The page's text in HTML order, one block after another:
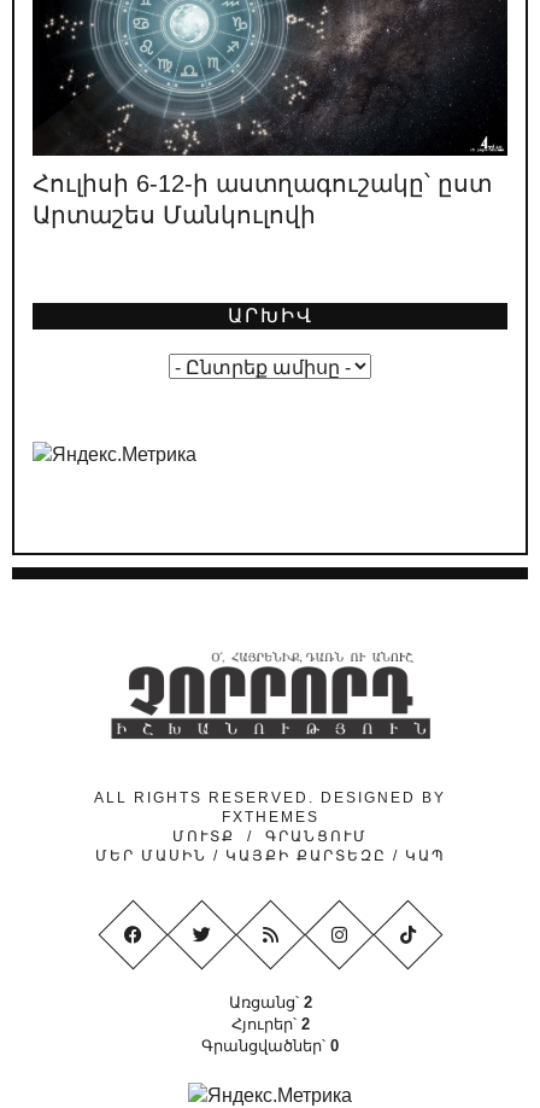
11.05.2026 / ԿԱՐԵՎՈՐ
Ո՞վ է ՔՊ նախընտրական շտաբի
փաստացի ղեկավարը
08.05.2026 ԿԱՐԵՎՈՐ
«Իրական Հայաստանը» ոչ իրական է
լինելու, ոչ Հայաստան
/ ԿԱՐԵՎՈՐ
մասին
01.05.2026 / ԿԱՐԵՎՈՐ
24.04.2026
Ինչո՞ւ է «նիկոլական խաղաղությունը»
Հուլիսի 6-12-ի աստղագուշակը՝ ըստ
Արտաշես Մանկուլովի
ԱՐԽԻՎ
ALL RIGHTS RESERVED. DESIGNED BY
FXTHEMES
ՄՈՒՏՔ
/ ԳՐԱՆՑՈՒՄ
ՄԵՐ ՄԱՍԻՆ / ԿԱՅՔԻ ՔԱՐՏԵԶԸ / ԿԱՊ
Առցանց՝ 2
Հյուրեր՝ 2
Գրանցվածներ՝ 0